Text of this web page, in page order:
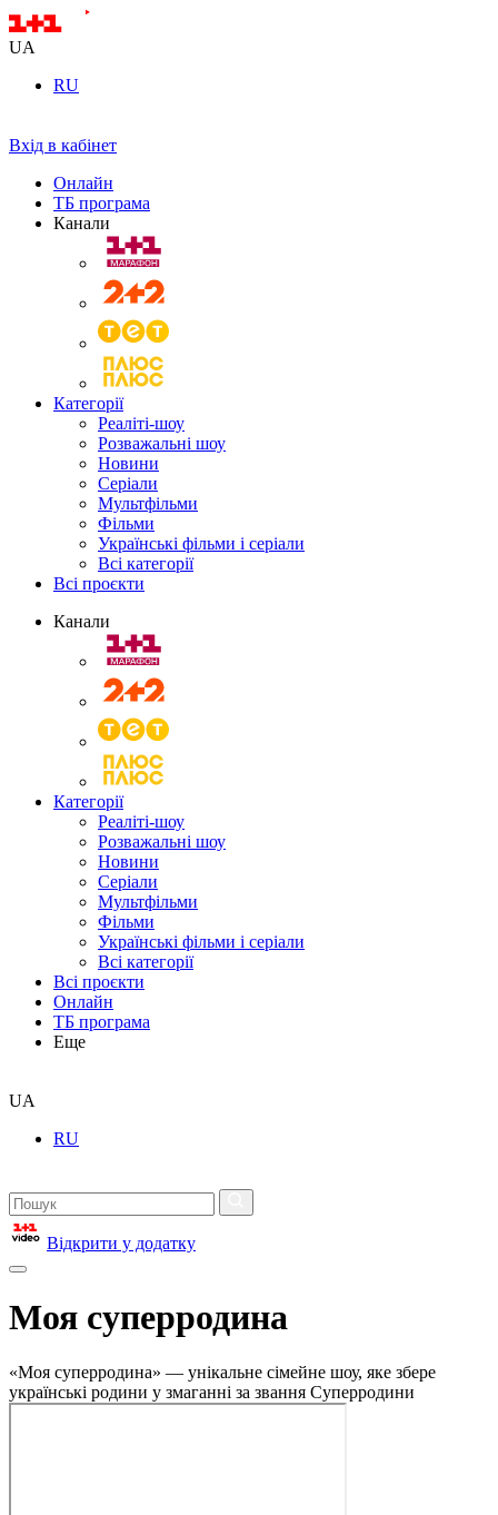
UA
RU
Вхід в кабінет
Онлайн
ТБ програма
Канали
Категорії
Реаліті-шоу
Розважальні шоу
Новини
Серіали
Мультфільми
Фільми
Українські фільми і серіали
Всі категорії
Всі проєкти
Канали
Категорії
Реаліті-шоу
Розважальні шоу
Новини
Серіали
Мультфільми
Фільми
Українські фільми і серіали
Всі категорії
Всі проєкти
Онлайн
ТБ програма
Еще
UA
RU
Відкрити у додатку
Моя суперродина
«Моя суперродина» — унікальне сімейне шоу, яке збере
українські родини у змаганні за звання Суперродини